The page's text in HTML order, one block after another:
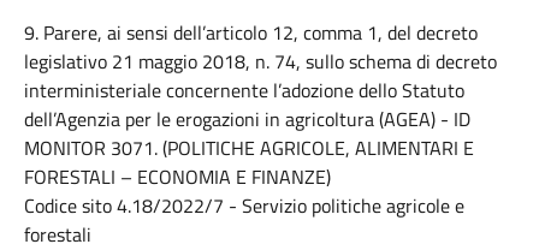
9. Parere, ai sensi dell’articolo 12, comma 1, del decreto
legislativo 21 maggio 2018, n. 74, sullo schema di decreto
interministeriale concernente l’adozione dello Statuto
dell’Agenzia per le erogazioni in agricoltura (AGEA) - ID
MONITOR 3071. (POLITICHE AGRICOLE, ALIMENTARI E
FORESTALI – ECONOMIA E FINANZE)
Codice sito 4.18/2022/7 - Servizio politiche agricole e
forestali